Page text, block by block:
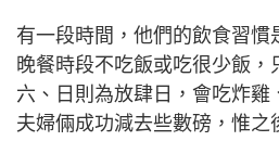
有一段時間，他們的飲食習慣
晚餐時段不吃飯或吃很少飯，
六、日則為放肆日，會吃炸雞
夫婦倆成功減去些數磅，惟之